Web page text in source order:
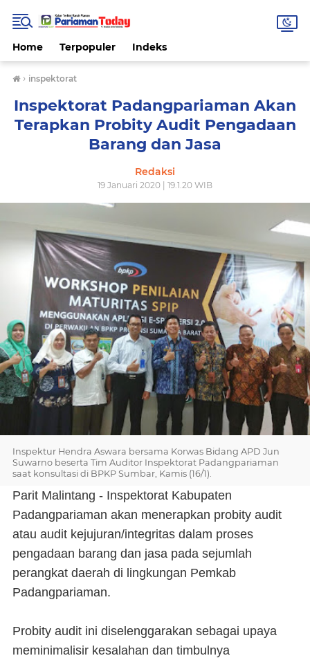
Home Terpopuler Indeks
› inspektorat
Inspektorat Padangpariaman Akan
Terapkan Probity Audit Pengadaan
Barang dan Jasa
Redaksi
19 Januari 2020 | 19.1.20 WIB
Inspektur Hendra Aswara bersama Korwas Bidang APD Jun
Suwarno beserta Tim Auditor Inspektorat Padangpariaman
saat konsultasi di BPKP Sumbar, Kamis (16/1).
Parit Malintang - Inspektorat Kabupaten
Padangpariaman akan menerapkan probity audit
atau audit kejujuran/integritas dalam proses
pengadaan barang dan jasa pada sejumlah
perangkat daerah di lingkungan Pemkab
Padangpariaman.
Probity audit ini diselenggarakan sebagai upaya
meminimalisir kesalahan dan timbulnya